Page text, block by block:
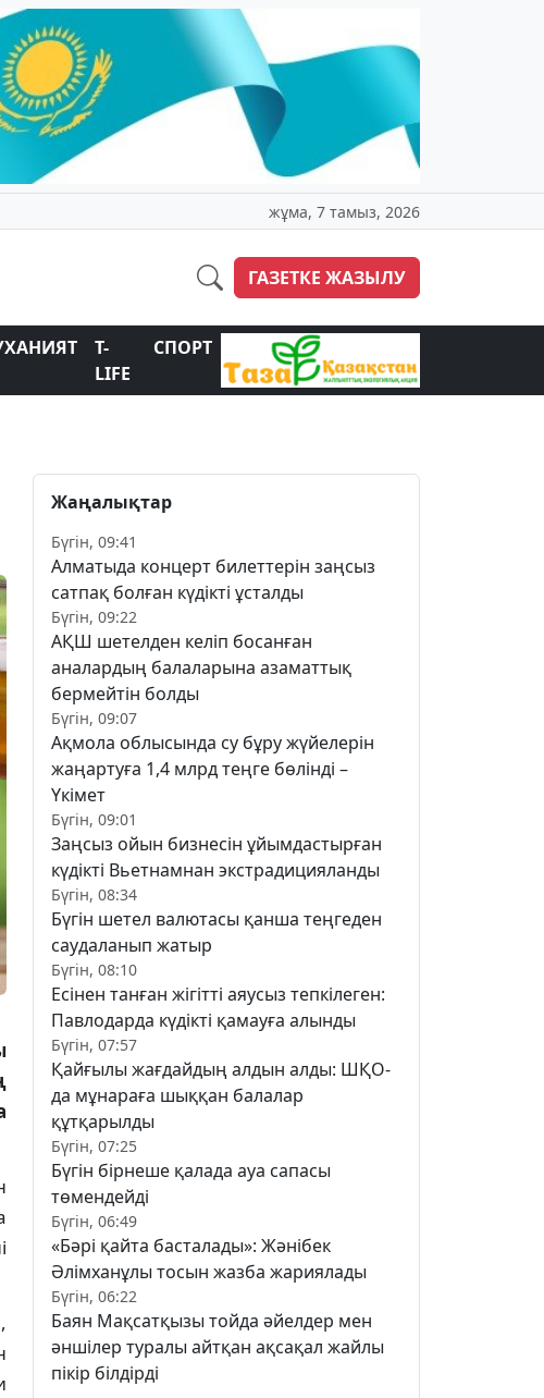
жұма, 7 тамыз, 2026
ГАЗЕТКЕ ЖАЗЫЛУ
T-
LIFE
СПОРТ
Жаңалықтар
Бүгін, 09:41
Алматыда концерт билеттерін заңсыз
сатпақ болған күдікті ұсталды
Бүгін, 09:22
АҚШ шетелден келіп босанған
аналардың балаларына азаматтық
бермейтін болды
Бүгін, 09:07
Ақмола облысында су бұру жүйелерін
жаңартуға 1,4 млрд теңге бөлінді –
Үкімет
Бүгін, 09:01
Заңсыз ойын бизнесін ұйымдастырған
күдікті Вьетнамнан экстрадицияланды
Бүгін, 08:34
Бүгін шетел валютасы қанша теңгеден
саудаланып жатыр
Бүгін, 08:10
Есінен танған жігітті аяусыз тепкілеген:
Павлодарда күдікті қамауға алынды
Бүгін, 07:57
Қайғылы жағдайдың алдын алды: ШҚО-
да мұнараға шыққан балалар
құтқарылды
Бүгін, 07:25
Бүгін бірнеше қалада ауа сапасы
төмендейді
Бүгін, 06:49
«Бәрі қайта басталады»: Жәнібек
Әлімханұлы тосын жазба жариялады
Бүгін, 06:22
Баян Мақсатқызы тойда әйелдер мен
әншілер туралы айтқан ақсақал жайлы
пікір білдірді